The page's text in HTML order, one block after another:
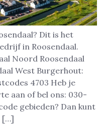
Dit is het
in Roosendaal.
Noord Roosendaal
West Burgerhout:
4703 Heb je
aan of bel ons: 030-
gebieden? Dan kunt
[…]